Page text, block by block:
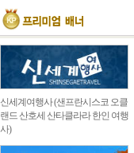
신세계여행사 (샌프란시스코 오클
랜드 산호세 산타클라라 한인 여행
사)